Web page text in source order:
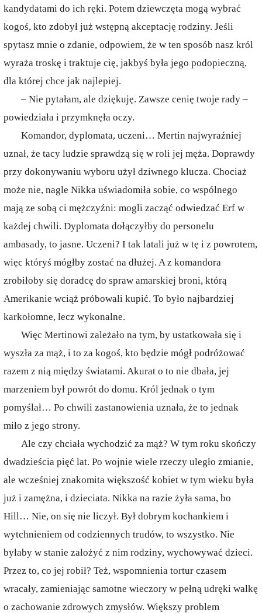
kandydatami do ich ręki. Potem dziewczęta mogą wybrać
kogoś, kto zdobył już wstępną akceptację rodziny. Jeśli
spytasz mnie o zdanie, odpowiem, że w ten sposób nasz król
wyraża troskę i traktuje cię, jakbyś była jego podopieczną,
dla której chce jak najlepiej.
– Nie pytałam, ale dziękuję. Zawsze cenię twoje rady –
powiedziała i przymknęła oczy.
Komandor, dyplomata, uczeni… Mertin najwyraźniej
uznał, że tacy ludzie sprawdzą się w roli jej męża. Doprawdy
przy dokonywaniu wyboru użył dziwnego klucza. Chociaż
może nie, nagle Nikka uświadomiła sobie, co wspólnego
mają ze sobą ci mężczyźni: mogli zacząć odwiedzać Erf w
każdej chwili. Dyplomata dołączyłby do personelu
ambasady, to jasne. Uczeni? I tak latali już w tę i z powrotem,
więc któryś mógłby zostać na dłużej. A z komandora
zrobiłoby się doradcę do spraw amarskiej broni, którą
Amerikanie wciąż próbowali kupić. To było najbardziej
karkołomne, lecz wykonalne.
Więc Mertinowi zależało na tym, by ustatkowała się i
wyszła za mąż, i to za kogoś, kto będzie mógł podróżować
razem z nią między światami. Akurat o to nie dbała, jej
marzeniem był powrót do domu. Król jednak o tym
pomyślał… Po chwili zastanowienia uznała, że to jednak
miło z jego strony.
Ale czy chciała wychodzić za mąż? W tym roku skończy
dwadzieścia pięć lat. Po wojnie wiele rzeczy uległo zmianie,
ale wcześniej znakomita większość kobiet w tym wieku była
już i zamężna, i dzieciata. Nikka na razie żyła sama, bo
Hill… Nie, on się nie liczył. Był dobrym kochankiem i
wytchnieniem od codziennych trudów, to wszystko. Nie
byłaby w stanie założyć z nim rodziny, wychowywać dzieci.
Przez to, co jej robił? Też, wspomnienia tortur czasem
wracały, zamieniając samotne wieczory w pełną udręki walkę
o zachowanie zdrowych zmysłów. Większy problem